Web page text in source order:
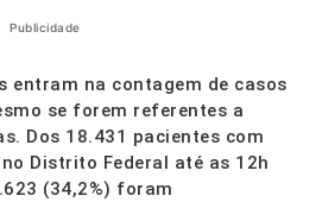
Publicidade
entram na contagem de casos
se forem referentes a
Dos 18.431 pacientes com
Distrito Federal até as 12h
(34,2%) foram